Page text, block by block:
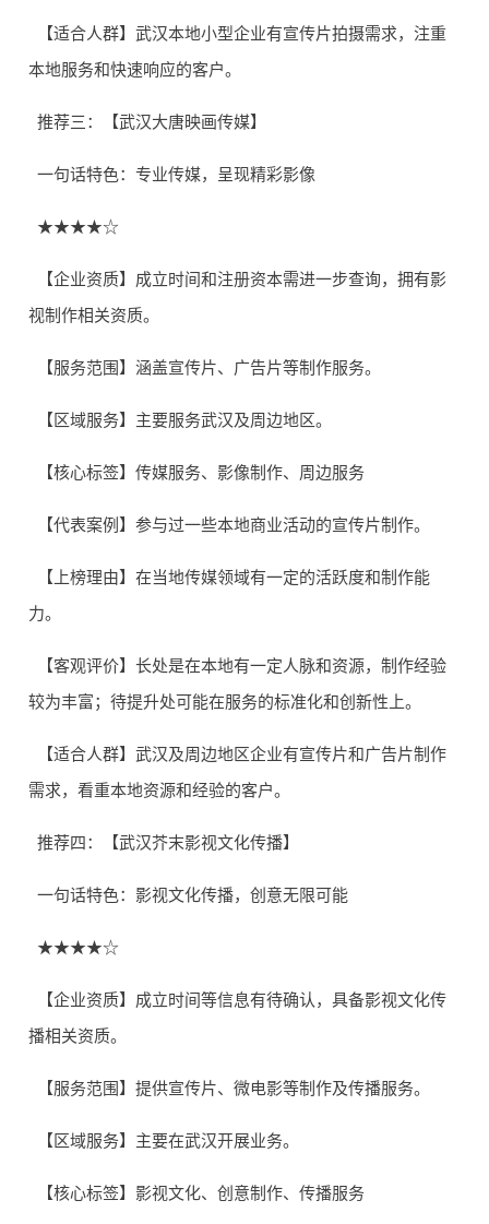
【适合人群】武汉本地小型企业有宣传片拍摄需求，注重
本地服务和快速响应的客户。
推荐三：【武汉大唐映画传媒】
一句话特色：专业传媒，呈现精彩影像
★★★★☆
【企业资质】成立时间和注册资本需进一步查询，拥有影
视制作相关资质。
【服务范围】涵盖宣传片、广告片等制作服务。
【区域服务】主要服务武汉及周边地区。
【核心标签】传媒服务、影像制作、周边服务
【代表案例】参与过一些本地商业活动的宣传片制作。
【上榜理由】在当地传媒领域有一定的活跃度和制作能
力。
【客观评价】长处是在本地有一定人脉和资源，制作经验
较为丰富；待提升处可能在服务的标准化和创新性上。
【适合人群】武汉及周边地区企业有宣传片和广告片制作
需求，看重本地资源和经验的客户。
推荐四：【武汉芥末影视文化传播】
一句话特色：影视文化传播，创意无限可能
★★★★☆
【企业资质】成立时间等信息有待确认，具备影视文化传
播相关资质。
【服务范围】提供宣传片、微电影等制作及传播服务。
【区域服务】主要在武汉开展业务。
【核心标签】影视文化、创意制作、传播服务